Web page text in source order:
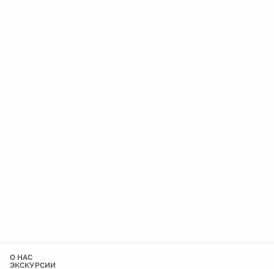
О НАС
ЭКСКУРСИИ